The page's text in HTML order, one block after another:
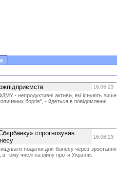
16.06.23
- непродуктивні активи, які існують лише
боргів", - йдеться в повідомленні.
спрогнозував
16.06.23
податки для бізнесу через зростання
тому числі на війну проти України.